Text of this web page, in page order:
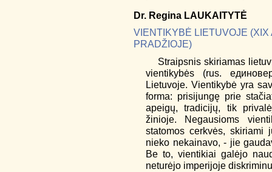
Dr. Regina LAUKAITYTĖ
VIENTIKYBĖ LIETUVOJE (XIX
PRADŽIOJE)
Straipsnis skiriamas
vientikybės (rus.
Lietuvoje. Vientikybė yra
forma: prisijungę prie
apeigų, tradicijų, tik
žinioje. Negausioms
statomos cerkvės, skiriami
nieko nekainavo, - jie
Be to, vientikiai galėjo
neturėjo imperijoje